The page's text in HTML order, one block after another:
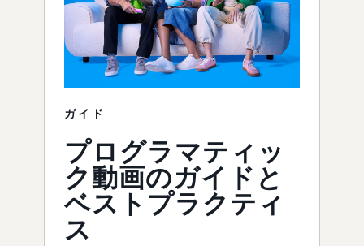
ガイド
プログラマティッ
ク動画のガイドと
ベストプラクティ
ス